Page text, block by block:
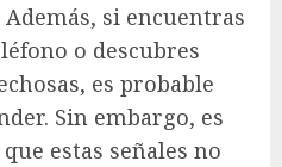
si encuentras
o descubres
es probable
Sin embargo, es
estas señales no